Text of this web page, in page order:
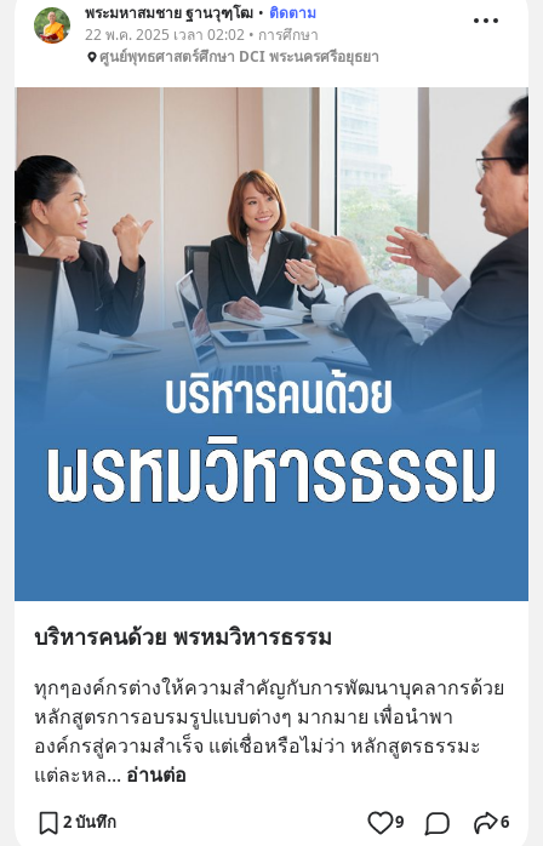
พระมหาสมชาย ฐานวุฑฺโฒ • ติดตาม
22 พ.ค. 2025 เวลา 02:02 • การศึกษา
ศูนย์พุทธศาสตร์ศึกษา DCI พระนครศรีอยุธยา
บริหารคนด้วย พรหมวิหารธรรม
ทุกๆองค์กรต่างให้ความสำคัญกับการพัฒนาบุคลากรด้วย
หลักสูตรการอบรมรูปแบบต่างๆ มากมาย เพื่อนำพา
องค์กรสู่ความสำเร็จ แต่เชื่อหรือไม่ว่า หลักสูตรธรรมะ
แต่ละหล... อ่านต่อ
2 บันทึก 9 6